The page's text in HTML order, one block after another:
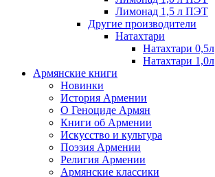
Лимонад 1,5 л ПЭТ
Другие производители
Натахтари
Натахтари 0,5л
Натахтари 1,0л
Армянские книги
Новинки
История Армении
О Геноциде Армян
Книги об Армении
Иcкусство и культура
Поэзия Армении
Религия Армении
Армянские классики